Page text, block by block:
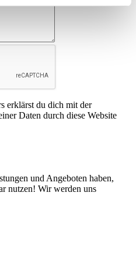
erklärst du dich mit der
Daten durch diese Website
und Angeboten haben,
nutzen! Wir werden uns